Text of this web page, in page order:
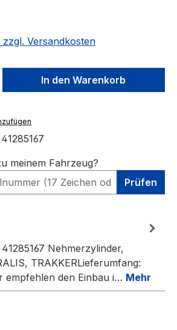
Versandkosten
Gib den
In den Warenkorb
41285167
meinem Fahrzeug?
Prüfen
Nehmerzylinder,
TRAKKERLieferumfang:
empfehlen den Einbau i… Mehr